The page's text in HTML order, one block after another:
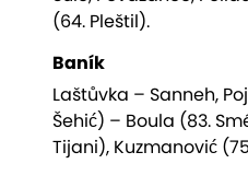
(64. Pleštil).
Baník
Laštůvka – Sanneh,
Šehić) – Boula (83.
Tijani), Kuzmanović